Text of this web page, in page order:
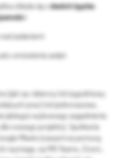
dwóch typów
(jak np: dzienny lub tygodniowy
jakiegoś wybranego zagadnienia
nowego projektu). Spotkania
Meets (czasami za pomocą
wymaga, np MS Teams, Zoom,